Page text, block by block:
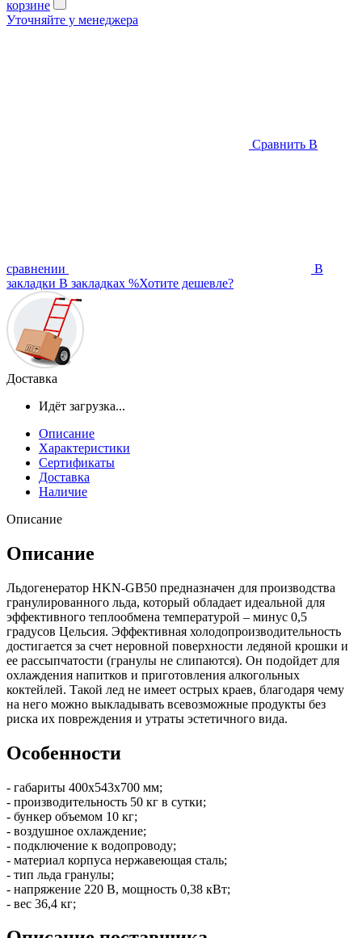
корзине
Уточняйте у менеджера
Сравнить В
сравнении
В
закладки В закладках %Хотите дешевле?
Доставка
Идёт загрузка...
Описание
Характеристики
Сертификаты
Доставка
Наличие
Описание
Описание
Льдогенератор HKN-GB50 предназначен для производства
гранулированного льда, который обладает идеальной для
эффективного теплообмена температурой – минус 0,5
градусов Цельсия. Эффективная холодопроизводительность
достигается за счет неровной поверхности ледяной крошки и
ее рассыпчатости (гранулы не слипаются). Он подойдет для
охлаждения напитков и приготовления алкогольных
коктейлей. Такой лед не имеет острых краев, благодаря чему
на него можно выкладывать всевозможные продукты без
риска их повреждения и утраты эстетичного вида.
Особенности
- габариты 400х543х700 мм;
- производительность 50 кг в сутки;
- бункер объемом 10 кг;
- воздушное охлаждение;
- подключение к водопроводу;
- материал корпуса нержавеющая сталь;
- тип льда гранулы;
- напряжение 220 В, мощность 0,38 кВт;
- вес 36,4 кг;